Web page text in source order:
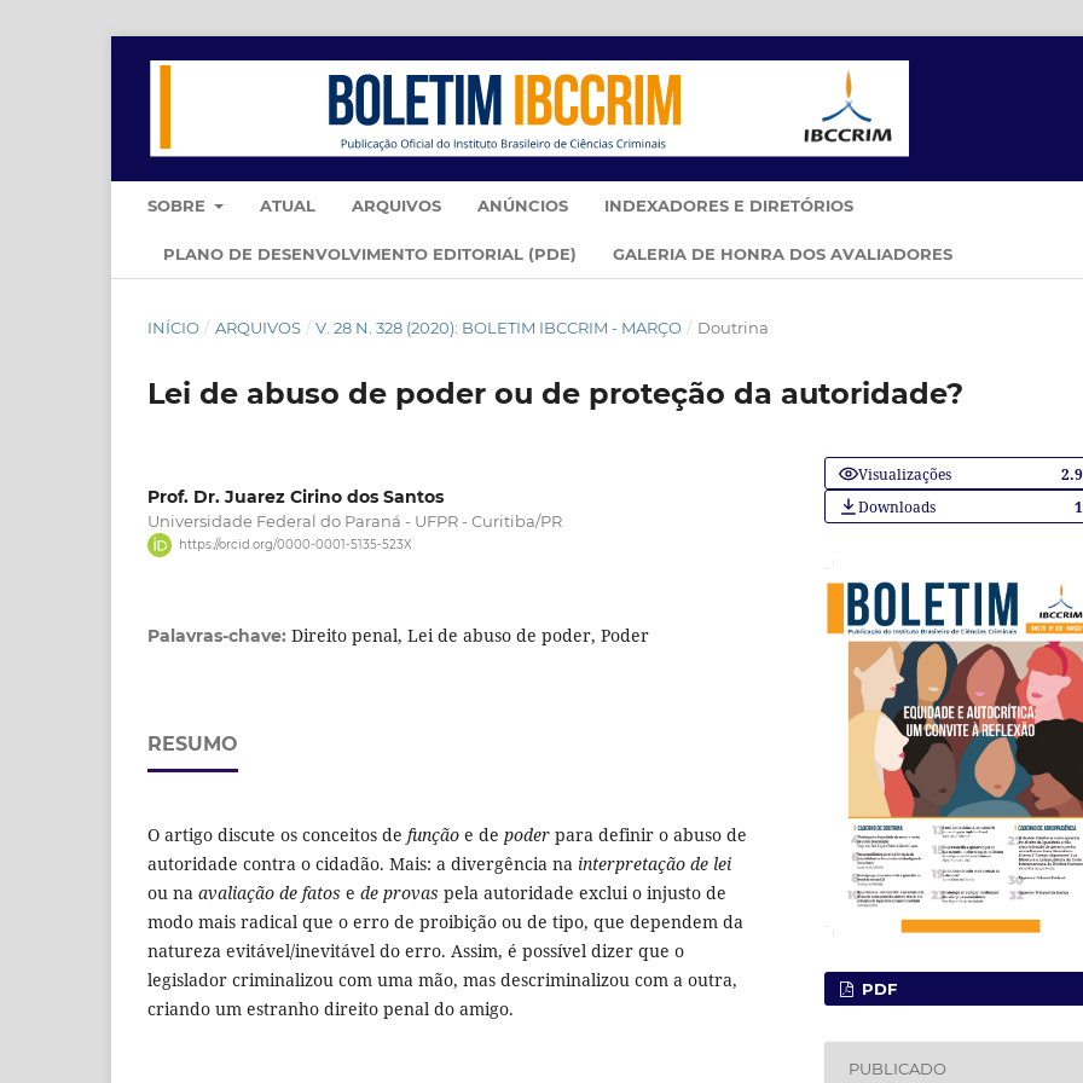
SOBRE ATUAL ARQUIVOS ANÚNCIOS INDEXADORES E DIRETÓRIOS
PLANO DE DESENVOLVIMENTO EDITORIAL (PDE) GALERIA DE HONRA DOS AVALIADORES
INÍCIO / ARQUIVOS / V. 28 N. 328 (2020): BOLETIM IBCCRIM - MARÇO / Doutrina
Lei de abuso de poder ou de proteção da autoridade?
Prof. Dr. Juarez Cirino dos Santos
Universidade Federal do Paraná - UFPR - Curitiba/PR
https://orcid.org/0000-0001-5135-523X
Palavras-chave: Direito penal, Lei de abuso de poder, Poder
RESUMO
O artigo discute os conceitos de função e de poder para definir o abuso de
autoridade contra o cidadão. Mais: a divergência na interpretação de lei
ou na avaliação de fatos e de provas pela autoridade exclui o injusto de
modo mais radical que o erro de proibição ou de tipo, que dependem da
natureza evitável/inevitável do erro. Assim, é possível dizer que o
legislador criminalizou com uma mão, mas descriminalizou com a outra,
criando um estranho direito penal do amigo.
Visualizações
Downloads
PDF
PUBLICADO